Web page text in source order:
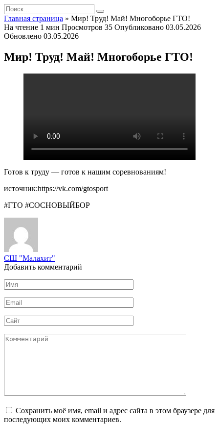
Перейти
к
содержанию
Search
for:
Главная страница » Мир! Труд! Май! Многоборье ГТО!
На чтение 1 мин Просмотров 35 Опубликовано 03.05.2026
Обновлено 03.05.2026
Мир! Труд! Май! Многоборье ГТО!
Готов к труду — готов к нашим соревнованиям!
источник:https://vk.com/gtosport
#ГТО #СОСНОВЫЙБОР
СШ "Малахит"
Добавить комментарий
Имя
*
Email
*
Сайт
Комментарий
Сохранить моё имя, email и адрес сайта в этом браузере для
последующих моих комментариев.